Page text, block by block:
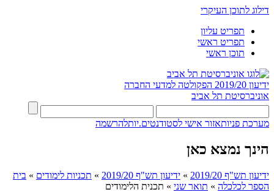
דילוג לתוכן העיקרי
תפריט עליון
תפריט ראשי
תוכן ראשי
ידיעון 2019/20
הפקולטה למדעי החברה
אוניברסיטת תל אביב
מערכת פניותאזור אישי לסטודנטים.יותלהרשמה
הינך נמצא כאן
ידיעון תש"ף 2019/20 » ידיעון תש"ף 2019/20 » תכניות לימודים » בית
הספר לכלכלה » תואר שני » תכנית הלימודים